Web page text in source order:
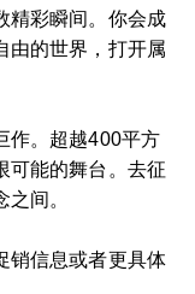
精彩瞬间。你会成
由的世界，打开属
作。超越400平方
可能的舞台。去征
间。
销信息或者更具体